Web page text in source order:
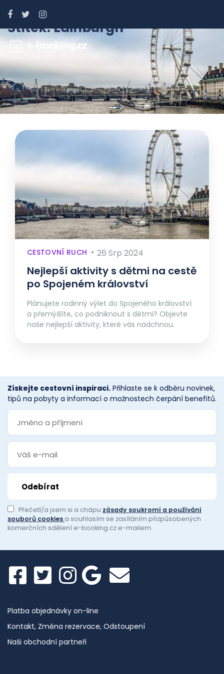
Štítek:Edinburgh
CESTOVNÍ RUCH 26 Srp 2024
Nejlepší aktivity s dětmi na cestě
po Spojeném království
Plánujete rodinný výlet do Spojeného království
a přemýšlíte, co podniknout s dětmi? Objevte
naše nejlepší aktivity, které vás nadchnou.
Získejte cestovní inspiraci. Přihlaste se k odběru novinek,
tipů na pobyty a informací o možnostech čerpání benefitů.
Přečetl/a jsem si a chápu zásady soukromí a používání
souborů cookies a souhlasím se zasíláním přizpůsobených
komerčních sdělení e-booking.cz e-mailem.
Platba objednávky on-line
Kontakt, Změna rezervace, Odstoupení
Naši obchodní partneři